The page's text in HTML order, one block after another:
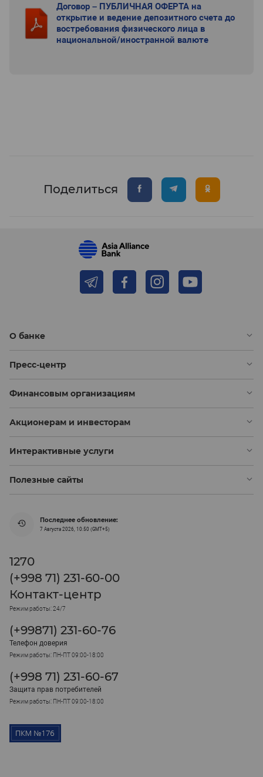
Договор – ПУБЛИЧНАЯ ОФЕРТА на
открытие и ведение депозитного счета до
востребования физического лица в
национальной/иностранной валюте
Поделиться
О банке
Пресс-центр
Финансовым организациям
Акционерам и инвесторам
Интерактивные услуги
Полезные сайты
Последнее обновление:
7 Августа 2026, 10:50 (GMT+5)
1270
(+998 71) 231-60-00
Контакт-центр
Режим работы: 24/7
(+99871) 231-60-76
Телефон доверия
Режим работы: ПН-ПТ 09:00-18:00
(+998 71) 231-60-67
Защита прав потребителей
Режим работы: ПН-ПТ 09:00-18:00